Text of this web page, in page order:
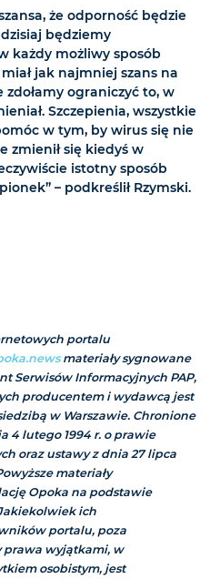
że odporność będzie
dzisiaj będziemy
każdy możliwy sposób
jak najmniej szans na
zdołamy ograniczyć to, w
Szczepienia, wszystkie
w tym, by wirus się nie
zmienił się kiedyś w
istotny sposób
– podkreślił Rzymski.
portalu
materiały sygnowane
Serwisów Informacyjnych PAP,
producentem i wydawcą jest
w Warszawie. Chronione
4 lutego 1994 r. o prawie
oraz ustawy z dnia 27 lipca
materiały
Opoka na podstawie
ich
portalu, poza
prawa wyjątkami, w
osobistym, jest